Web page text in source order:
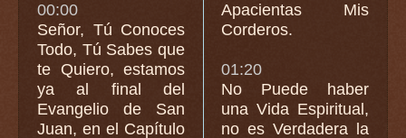
00:00
Señor, Tú Conoces
Todo, Tú Sabes que
te Quiero, estamos
ya al final del
Evangelio de San
Juan, en el Capítulo
Apacientas Mis
Corderos.
01:20
No Puede haber
una Vida Espiritual,
no es Verdadera la